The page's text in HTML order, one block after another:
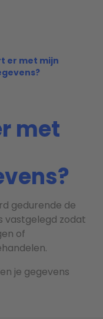
er met mijn
met
gedurende de
vastgelegd zodat
of
je gegevens